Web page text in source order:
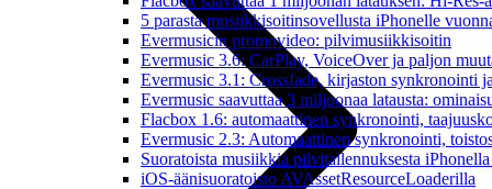
5 parasta musiikkisoitinsovellusta iPhonelle
Evermusicin promovideo: pilvimusiikkisoitin
Evermusic 3.6: CarPlay, VoiceOver ja paljon
Evermusic 3.1: Crossfade, kirjaston synkronointi
Evermusic saavuttaa 3 miljoonaa latausta:
Flacbox 1.6: automaattinen synkronointi,
Evermusic 2.3: Automaattinen synkronointi,
Suoratoista musiikkia pilvitallennuksesta
iOS-äänisuoratoisto AVAssetResourceLoaderilla